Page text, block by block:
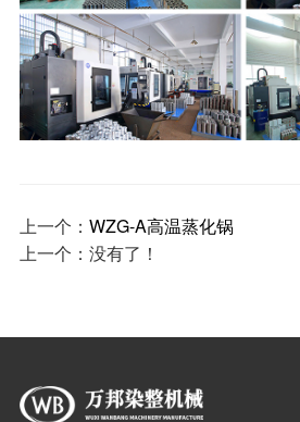
上一个： WZG-A高温蒸化锅
上一个： 没有了！